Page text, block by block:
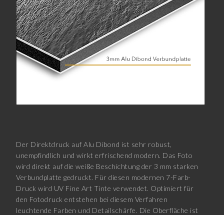
Der Direktdruck auf Alu Dibond ist sehr robust,
unempfindlich und wirkt erfrischend modern. Das Foto
wird direkt auf die weiße Beschichtung der 3 mm starken
Verbundplatte gedruckt. Für diesen modernen 7-Farb-
Druck wird UV Fine Art Tinte verwendet. Optimiert für
den Fotodruck entstehen bei diesem Verfahren
leuchtende Farben und Detailschärfe. Die Oberfläche ist